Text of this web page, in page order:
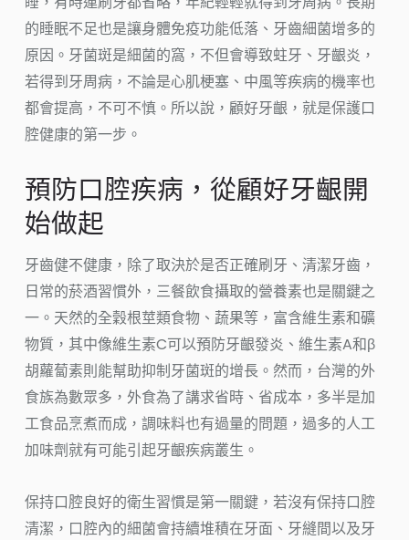
的睡眠不足也是讓身體免疫功能低落、牙齒細菌增多的
原因。牙菌斑是細菌的窩，不但會導致蛀牙、牙齦炎，
若得到牙周病，不論是心肌梗塞、中風等疾病的機率也
都會提高，不可不慎。所以說，顧好牙齦，就是保護口
腔健康的第一步。
預防口腔疾病，從顧好牙齦開
始做起
牙齒健不健康，除了取決於是否正確刷牙、清潔牙齒，
日常的菸酒習慣外，三餐飲食攝取的營養素也是關鍵之
一。天然的全穀根莖類食物、蔬果等，富含維生素和礦
物質，其中像維生素C可以預防牙齦發炎、維生素A和β
胡蘿蔔素則能幫助抑制牙菌斑的增長。然而，台灣的外
食族為數眾多，外食為了講求省時、省成本，多半是加
工食品烹煮而成，調味料也有過量的問題，過多的人工
加味劑就有可能引起牙齦疾病叢生。
保持口腔良好的衛生習慣是第一關鍵，若沒有保持口腔
清潔，口腔內的細菌會持續堆積在牙面、牙縫間以及牙